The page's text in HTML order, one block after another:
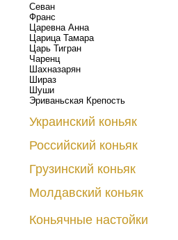
Севан
Франс
Царевна Анна
Царица Тамара
Царь Тигран
Чаренц
Шахназарян
Шираз
Шуши
Эриваньская Крепость
Украинский коньяк
Российский коньяк
Грузинский коньяк
Молдавский коньяк
Коньячные настойки